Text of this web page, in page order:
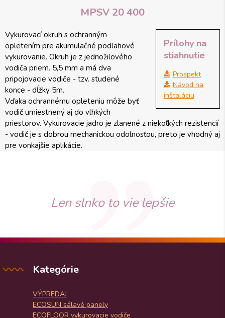
MPSV 20 400
Prílohy na
stiahnutie
Prospekt
Návod na
inštaláciu
Vykurovací okruh s ochranným
opletením pre akumulačné podlahové
vykurovanie. Okruh je z jednožilového
vodiča priem. 5,5 mm a má dva
pripojovacie vodiče - tzv. studené
konce - dĺžky 5m.
Vďaka ochrannému opleteniu môže byť
vodič umiestnený aj do vlhkých
priestorov. Vykurovacie jadro je zlanené z niekoľkých rezistencií
- vodič je s dobrou mechanickou odolnosťou, preto je vhodný aj
pre vonkajšie aplikácie.
Len slnko to vie lepšie
Kategórie
VÝPREDAJ
ECOSUN sálavé panely
ECOFLOOR vykurovacie vodiče